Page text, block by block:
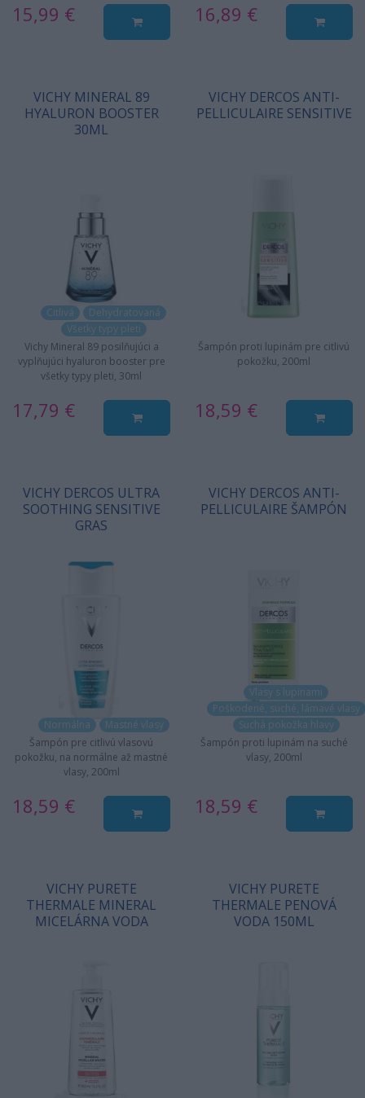
15,99 € 16,89 €
VICHY MINERAL 89
HYALURON BOOSTER
30ML
Citlivá
Dehydratovaná
Všetky typy pleti
Vichy Mineral 89 posilňujúci a
vyplňujúci hyaluron booster pre
všetky typy pleti, 30ml
17,79 €
VICHY DERCOS ANTI-
PELLICULAIRE SENSITIVE
Šampón proti lupinám pre citlivú
pokožku, 200ml
18,59 €
VICHY DERCOS ULTRA
SOOTHING SENSITIVE
GRAS
Normálna
Mastné vlasy
Šampón pre citlivú vlasovú
pokožku, na normálne až mastné
vlasy, 200ml
18,59 €
VICHY DERCOS ANTI-
PELLICULAIRE ŠAMPÓN
Vlasy s lupinami
Poškodené, suché, lámavé vlasy
Suchá pokožka hlavy
Šampón proti lupinám na suché
vlasy, 200ml
18,59 €
VICHY PURETE
THERMALE MINERAL
MICELÁRNA VODA
VICHY PURETE
THERMALE PENOVÁ
VODA 150ML